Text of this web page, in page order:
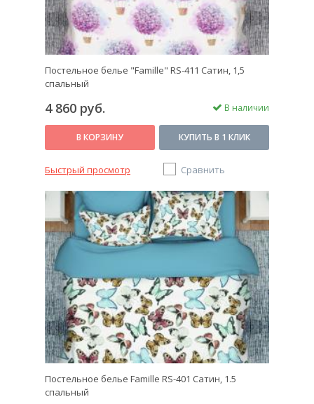
Постельное белье "Famille" RS-411 Сатин, 1,5
спальный
4 860 руб. В наличии
В КОРЗИНУ КУПИТЬ В 1 КЛИК
Быстрый просмотр Сравнить
Постельное белье Famille RS-401 Сатин, 1.5
спальный